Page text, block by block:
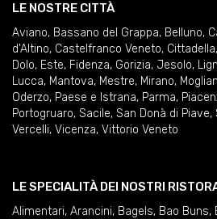
LE NOSTRE CITTÀ
Aviano, Bassano del Grappa, Belluno,
d'Altino, Castelfranco Veneto, Cittadella,
Dolo, Este, Fidenza, Gorizia, Jesolo,
Lucca, Mantova, Mestre, Mirano,
Oderzo, Paese e Istrana, Parma,
Portogruaro, Sacile, San Donà di Piave,
Vercelli, Vicenza, Vittorio Veneto
LE SPECIALITÀ DEI NOSTRI
Alimentari, Arancini, Bagels, Bao Buns,